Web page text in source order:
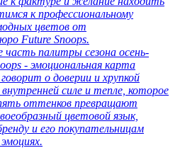
к профессиональному
цветов от
Future Snoops.
палитры сезона осень-
- эмоциональная карта
о доверии и хрупкой
силе и тепле, которое
оттенков превращают
цветовой язык,
и его покупательницам